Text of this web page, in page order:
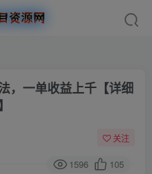
，一单收益上千【详细
关注
1596 105